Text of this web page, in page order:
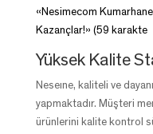
«Nesimecom
Kazançlar!» (59 karakte
Yüksek Kalite
Neseıne, kaliteli ve
yapmaktadır. Müşteri
ürünlerini kalite kontrol